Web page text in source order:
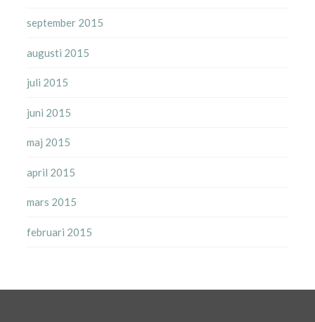
september 2015
augusti 2015
juli 2015
juni 2015
maj 2015
april 2015
mars 2015
februari 2015